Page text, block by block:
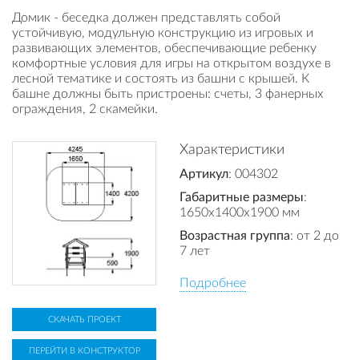
Домик - беседка должен представлять собой
устойчивую, модульную конструкцию из игровых и
развивающих элементов, обеспечивающие ребенку
комфортные условия для игры на открытом воздухе в
лесной тематике и состоять из башни с крышей. К
башне должны быть пристроены: счеты, 3 фанерных
ограждения, 2 скамейки.
Характеристики
Артикул: 004302
Габаритные размеры:
1650x1400x1900 мм
Возрастная группа: от 2 до
7 лет
Подробнее
СКАЧАТЬ ПРОЕКТ
ПЕРЕЙТИ В КОНСТРУКТОР